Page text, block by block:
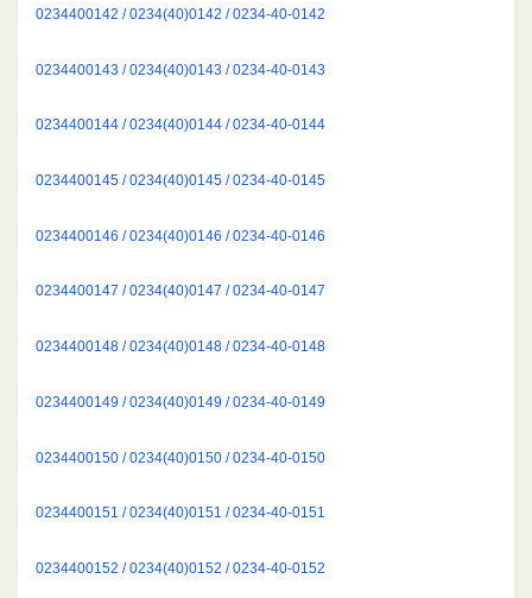
0234400142 / 0234(40)0142 / 0234-40-0142
0234400143 / 0234(40)0143 / 0234-40-0143
0234400144 / 0234(40)0144 / 0234-40-0144
0234400145 / 0234(40)0145 / 0234-40-0145
0234400146 / 0234(40)0146 / 0234-40-0146
0234400147 / 0234(40)0147 / 0234-40-0147
0234400148 / 0234(40)0148 / 0234-40-0148
0234400149 / 0234(40)0149 / 0234-40-0149
0234400150 / 0234(40)0150 / 0234-40-0150
0234400151 / 0234(40)0151 / 0234-40-0151
0234400152 / 0234(40)0152 / 0234-40-0152